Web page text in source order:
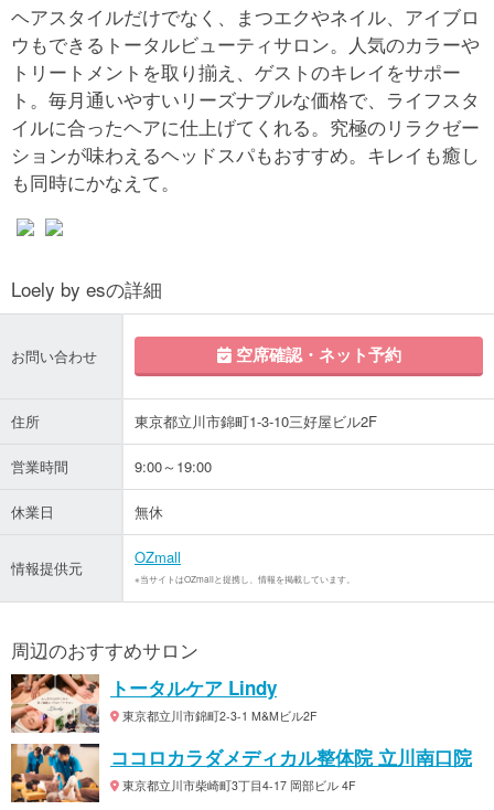
ヘアスタイルだけでなく、まつエクやネイル、アイブロ
ウもできるトータルビューティサロン。人気のカラーや
トリートメントを取り揃え、ゲストのキレイをサポー
ト。毎月通いやすいリーズナブルな価格で、ライフスタ
イルに合ったヘアに仕上げてくれる。究極のリラクゼー
ションが味わえるヘッドスパもおすすめ。キレイも癒し
も同時にかなえて。
Loely by esの詳細
お問い合わせ 空席確認・ネット予約
住所 東京都立川市錦町1-3-10三好屋ビル2F
営業時間 9:00～19:00
休業日 無休
情報提供元
OZmall
※当サイトはOZmallと提携し、情報を掲載しています。
周辺のおすすめサロン
トータルケア Lindy
東京都立川市錦町2-3-1 M&Mビル2F
ココロカラダメディカル整体院 立川南口院
東京都立川市柴崎町3丁目4-17 岡部ビル 4F